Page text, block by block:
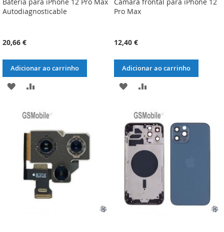
Autodiagnosticable
20,66 €
Adicionar ao carrinho
ADICIONAR
LISTA
DE
DESEJOS
COMPARAÇÃO
Pro Max
12,40 €
Adicionar ao carrinho
ADICIONAR
LISTA
DE
DESEJOS
ADICIONAR
COMPARAÇÃO